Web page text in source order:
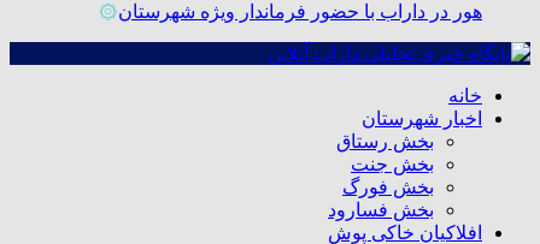
هور در داراب با حضور فرماندار ویژه شهرستان۞
خانه
اخبار شهرستان
بخش رستاق
بخش جنت
بخش فورگ
بخش فسارود
افلاکیان خاکی پوش